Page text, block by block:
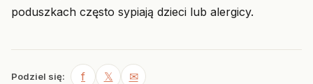
poduszkach często sypiają dzieci lub alergicy.
Podziel się: f 𝕏 ✉